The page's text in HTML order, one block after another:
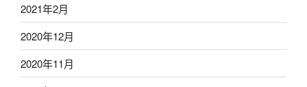
2021年2月
2020年12月
2020年11月